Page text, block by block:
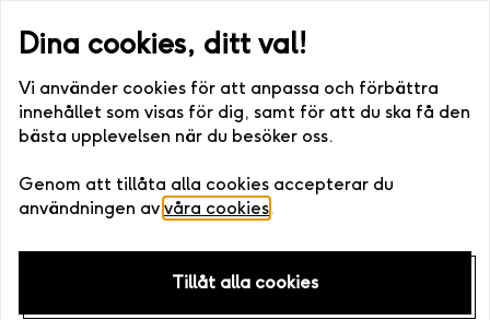
Dina cookies, ditt val!
Vi använder cookies för att anpassa och förbättra
innehållet som visas för dig, samt för att du ska få den
bästa upplevelsen när du besöker oss.
Genom att tillåta alla cookies accepterar du
användningen av våra cookies.
Tillåt alla cookies